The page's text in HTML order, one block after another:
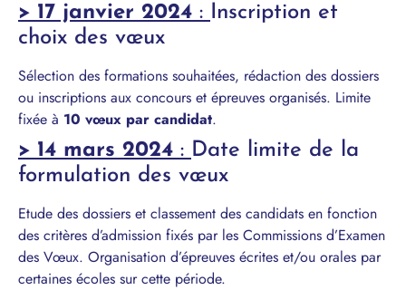
> 17 janvier 2024 :
Inscription et
choix des vœux
Sélection des formations souhaitées, rédaction des dossiers
ou inscriptions aux concours et épreuves organisés. Limite
fixée à 10 vœux par candidat.
> 14 mars 2024 : Date limite de la
formulation des vœux
Etude des dossiers et classement des candidats en fonction
des critères d’admission fixés par les Commissions d’Examen
des Vœux. Organisation d’épreuves écrites et/ou orales par
certaines écoles sur cette période.